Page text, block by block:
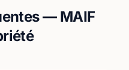
— MAIF